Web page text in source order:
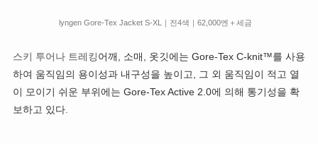
lyngen Gore-Tex Jacket S-XL｜전4색｜62,000엔＋세금
스키 투어나 트레킹어깨, 소매, 옷깃에는 Gore-Tex C-knit™를 사용
하여 움직임의 용이성과 내구성을 높이고, 그 외 움직임이 적고 열
이 모이기 쉬운 부위에는 Gore-Tex Active 2.0에 의해 통기성을 확
보하고 있다.